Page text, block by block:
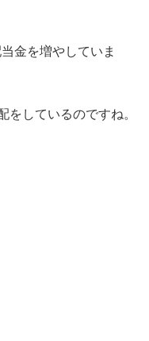
金を増やしていま
をしているのですね。